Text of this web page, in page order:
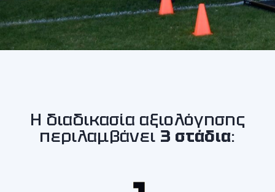
Η διαδικασία αξιολόγησης
περιλαμβάνει 3 στάδια: